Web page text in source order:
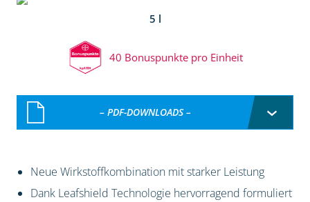
5 l
40 Bonuspunkte pro Einheit
– PDF-DOWNLOADS –
Neue Wirkstoffkombination mit starker Leistung
Dank Leafshield Technologie hervorragend formuliert